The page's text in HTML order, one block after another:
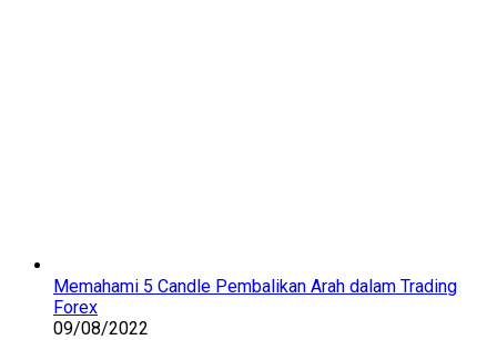
Memahami 5 Candle Pembalikan Arah dalam Trading
Forex
09/08/2022